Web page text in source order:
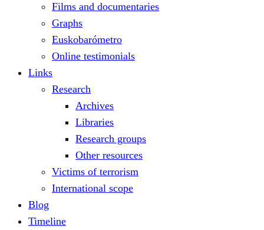
Films and documentaries
Graphs
Euskobarómetro
Online testimonials
Links
Research
Archives
Libraries
Research groups
Other resources
Victims of terrorism
International scope
Blog
Timeline